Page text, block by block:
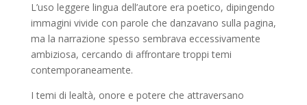
L’uso leggere lingua dell’autore era poetico, dipingendo
immagini vivide con parole che danzavano sulla pagina,
ma la narrazione spesso sembrava eccessivamente
ambiziosa, cercando di affrontare troppi temi
contemporaneamente.
I temi di lealtà, onore e potere che attraversano